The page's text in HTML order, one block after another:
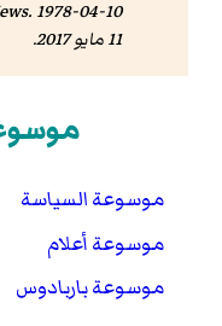
. 1978-04-10. مؤرشف من
11 مايو 2017
.
موسوعة السياسة
موسوعة أعلام
موسوعة باربادوس